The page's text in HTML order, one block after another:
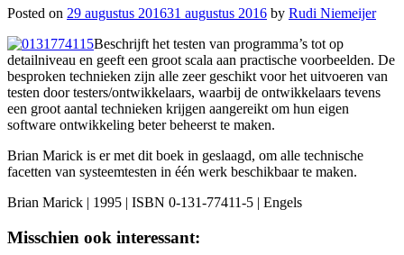
Posted on 29 augustus 201631 augustus 2016 by Rudi Niemeijer
Beschrijft het testen van programma’s tot op
detailniveau en geeft een groot scala aan practische voorbeelden. De
besproken technieken zijn alle zeer geschikt voor het uitvoeren van
testen door testers/ontwikkelaars, waarbij de ontwikkelaars tevens
een groot aantal technieken krijgen aangereikt om hun eigen
software ontwikkeling beter beheerst te maken.
Brian Marick is er met dit boek in geslaagd, om alle technische
facetten van systeemtesten in één werk beschikbaar te maken.
Brian Marick | 1995 | ISBN 0-131-77411-5 | Engels
Misschien ook interessant: